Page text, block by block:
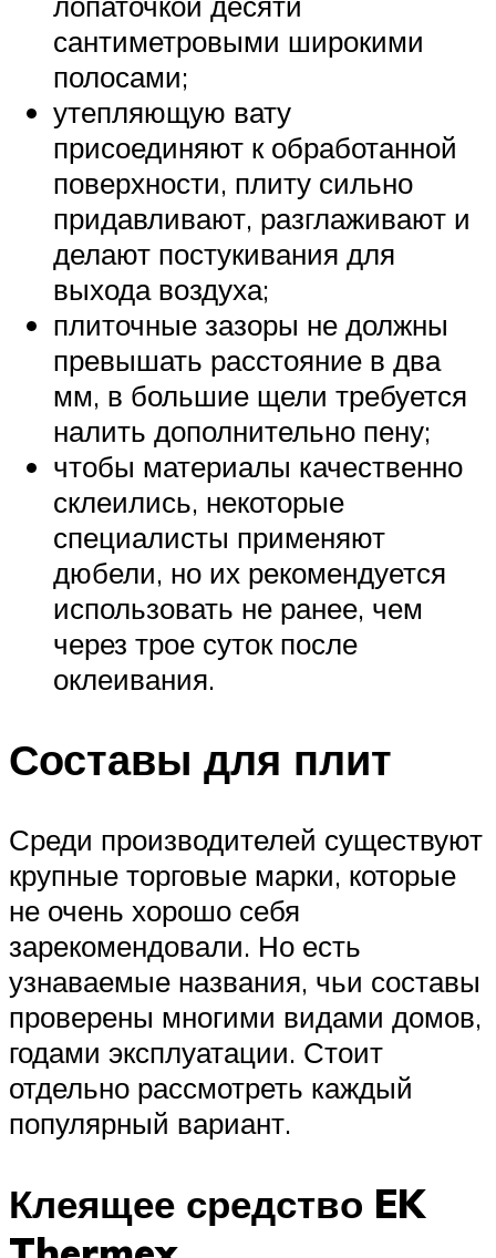
сантиметровыми широкими
полосами;
утепляющую вату
присоединяют к обработанной
поверхности, плиту сильно
придавливают, разглаживают и
делают постукивания для
выхода воздуха;
плиточные зазоры не должны
превышать расстояние в два
мм, в большие щели требуется
налить дополнительно пену;
чтобы материалы качественно
склеились, некоторые
специалисты применяют
дюбели, но их рекомендуется
использовать не ранее, чем
через трое суток после
оклеивания.
Составы для плит
Среди производителей существуют
крупные торговые марки, которые
не очень хорошо себя
зарекомендовали. Но есть
узнаваемые названия, чьи составы
проверены многими видами домов,
годами эксплуатации. Стоит
отдельно рассмотреть каждый
популярный вариант.
Клеящее средство EK